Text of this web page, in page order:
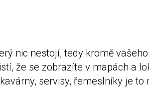
nic nestojí, tedy kromě
že se zobrazíte v mapách a
servisy, řemeslníky je to